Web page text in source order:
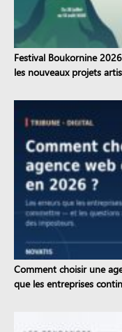
Festival Boukornine
les nouveaux projets
Comment choisir une
que les entreprises